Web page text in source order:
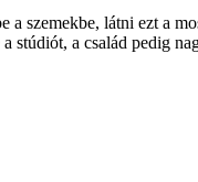
szemekbe, látni ezt a
stúdiót, a család pedig